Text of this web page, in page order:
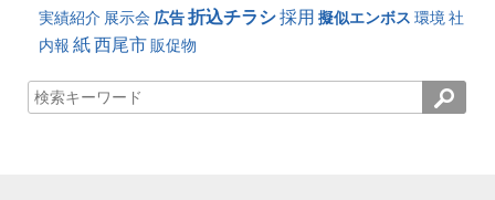
実績紹介 展示会 広告折込チラシ採用 擬似エンボス 環境 社
内報 紙西尾市 販促物